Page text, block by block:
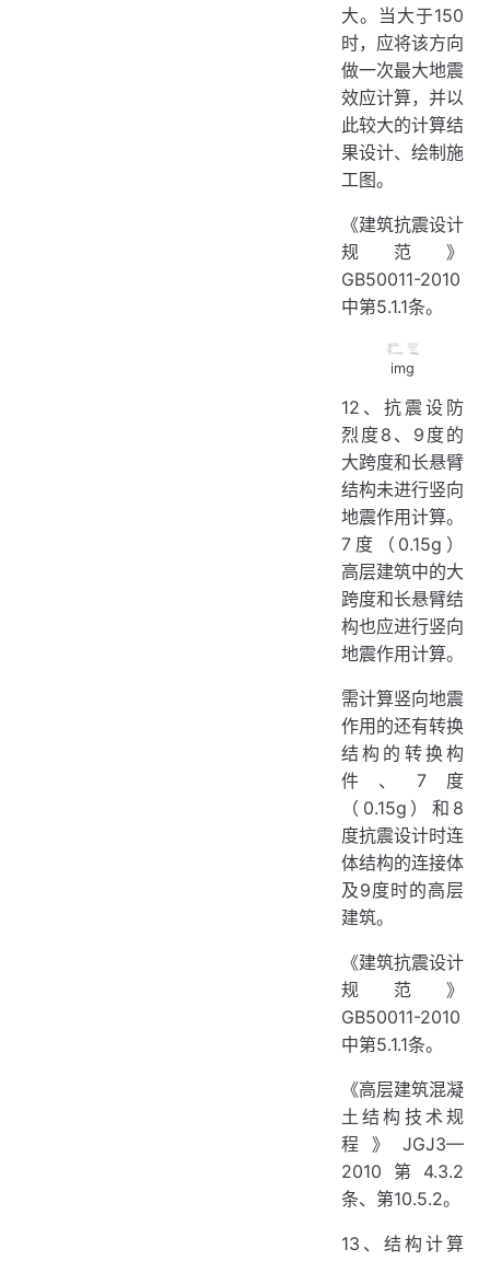
大。当大于150
时，应将该方向
做一次最大地震
效应计算，并以
此较大的计算结
果设计、绘制施
工图。
《建筑抗震设计
规范》
GB50011-2010
中第5.1.1条。
img
12、抗震设防
烈度8、9度的
大跨度和长悬臂
结构未进行竖向
地震作用计算。
7度（0.15g）
高层建筑中的大
跨度和长悬臂结
构也应进行竖向
地震作用计算。
需计算竖向地震
作用的还有转换
结构的转换构
件、7度
（0.15g）和8
度抗震设计时连
体结构的连接体
及9度时的高层
建筑。
《建筑抗震设计
规范》
GB50011-2010
中第5.1.1条。
《高层建筑混凝
土结构技术规
程》JGJ3—
2010第4.3.2
条、第10.5.2。
13、结构计算